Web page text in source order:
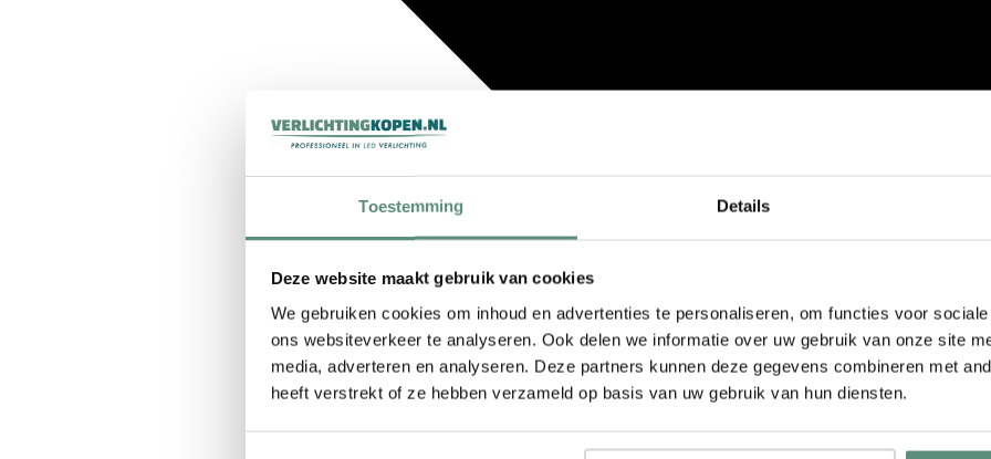
Toestemming Details
Deze website maakt gebruik van cookies
We gebruiken cookies om inhoud en advertenties te personaliseren, om functies voor
ons websiteverkeer te analyseren. Ook delen we informatie over uw gebruik van onze site
media, adverteren en analyseren. Deze partners kunnen deze gegevens combineren met
heeft verstrekt of ze hebben verzameld op basis van uw gebruik van hun diensten.